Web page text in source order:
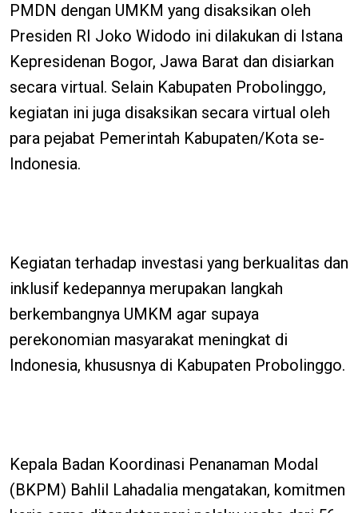
PMDN dengan UMKM yang disaksikan oleh
Presiden RI Joko Widodo ini dilakukan di Istana
Kepresidenan Bogor, Jawa Barat dan disiarkan
secara virtual. Selain Kabupaten Probolinggo,
kegiatan ini juga disaksikan secara virtual oleh
para pejabat Pemerintah Kabupaten/Kota se-
Indonesia.
Kegiatan terhadap investasi yang berkualitas dan
inklusif kedepannya merupakan langkah
berkembangnya UMKM agar supaya
perekonomian masyarakat meningkat di
Indonesia, khususnya di Kabupaten Probolinggo.
Kepala Badan Koordinasi Penanaman Modal
(BKPM) Bahlil Lahadalia mengatakan, komitmen